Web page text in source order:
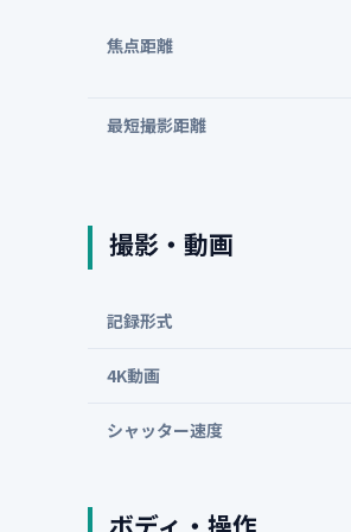
焦点距離
最短撮影距離
撮影・動画
記録形式
4K動画
シャッター速度
ボディ・操作